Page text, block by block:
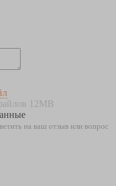
12MB
на ваш отзыв или вопрос